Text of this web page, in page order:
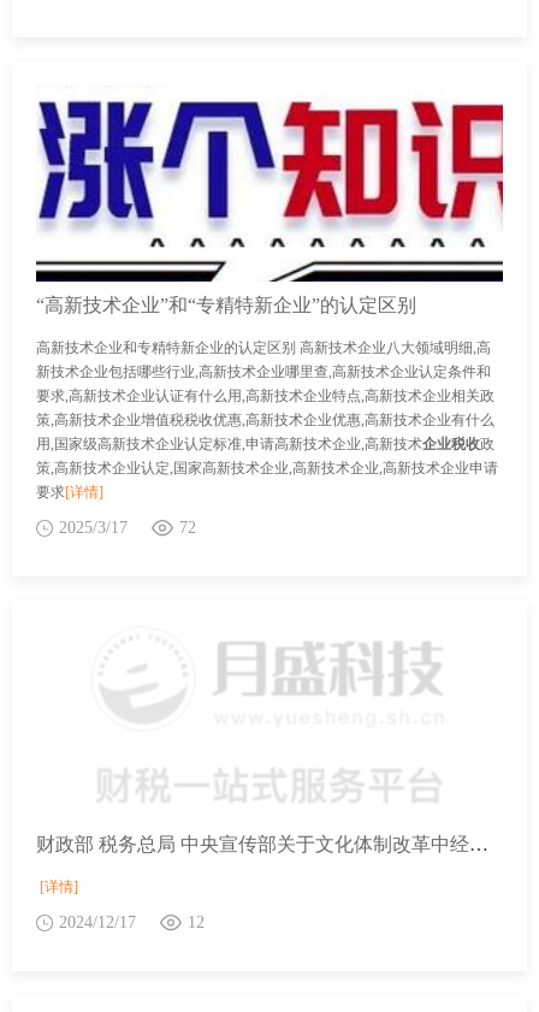
“高新技术企业”和“专精特新企业”的认定区别
高新技术企业和专精特新企业的认定区别 高新技术企业八大领域明细,高
新技术企业包括哪些行业,高新技术企业哪里查,高新技术企业认定条件和
要求,高新技术企业认证有什么用,高新技术企业特点,高新技术企业相关政
策,高新技术企业增值税税收优惠,高新技术企业优惠,高新技术企业有什么
用,国家级高新技术企业认定标准,申请高新技术企业,高新技术企业税收政
策,高新技术企业认定,国家高新技术企业,高新技术企业,高新技术企业申请
要求[详情]
2025/3/17 72
财政部 税务总局 中央宣传部关于文化体制改革中经营性文化事业单位转制为企业税收政策的公告
[详情]
2024/12/17 12